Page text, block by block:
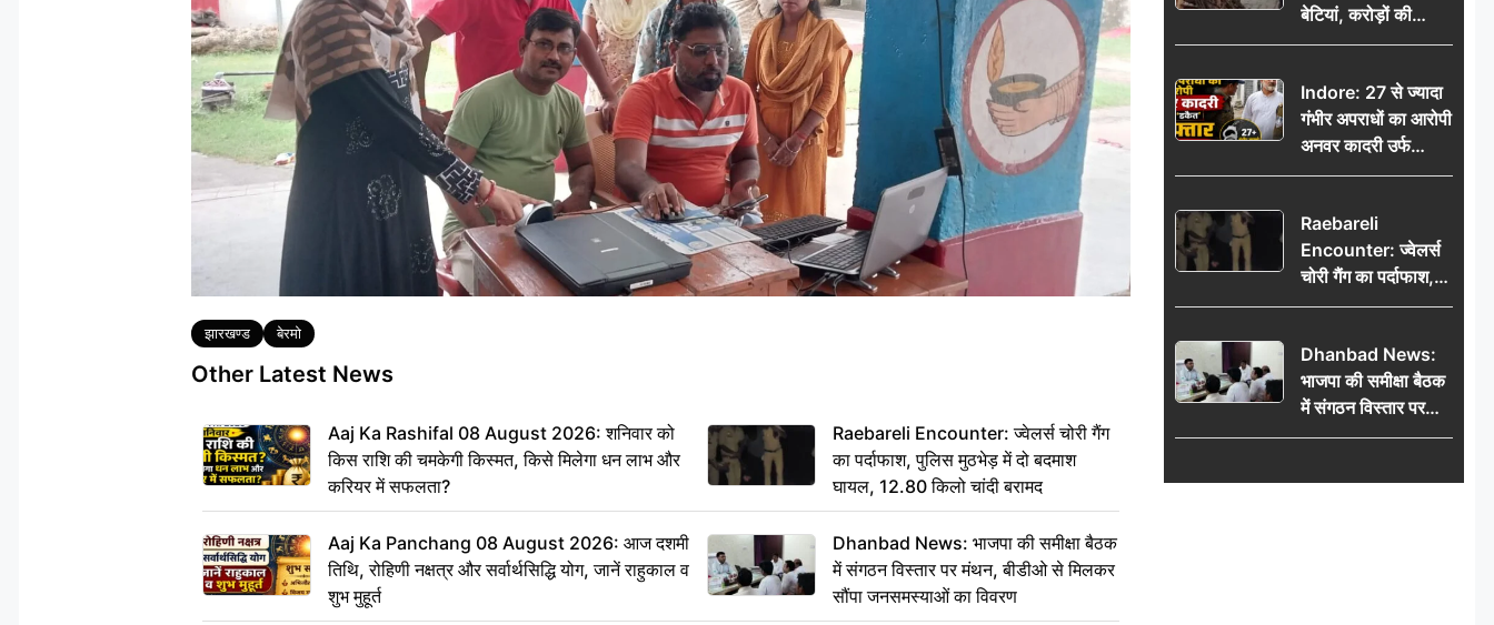
Tags
झारखण्ड बेरमो
Other Latest News
Aaj Ka Rashifal 08 August 2026: शनिवार को
किस राशि की चमकेगी किस्मत, किसे मिलेगा धन लाभ और
करियर में सफलता?
Aaj Ka Panchang 08 August 2026: आज दशमी
तिथि, रोहिणी नक्षत्र और सर्वार्थसिद्धि योग, जानें राहुकाल व
शुभ मुहूर्त
Raebareli Encounter: ज्वेलर्स चोरी गैंग
का पर्दाफाश, पुलिस मुठभेड़ में दो बदमाश
घायल, 12.80 किलो चांदी बरामद
Dhanbad News: भाजपा की समीक्षा बैठक
में संगठन विस्तार पर मंथन, बीडीओ से मिलकर
सौंपा जनसमस्याओं का विवरण
बेटियां, करोड़ों की
कमाई… फिर भी पिता
अंतिम दिन, 5100 रुपये
भेजकर कहा– अंतिम
संस्कार कर दीजिए हम
नहीं आ पाएंगे
Indore: 27 से ज्यादा
गंभीर अपराधों का आरोपी
अनवर कादरी उर्फ
‘डकैत’ गिरफ्तार, इंदौर
Raebareli
Encounter: ज्वेलर्स
चोरी गैंग का पर्दाफाश,
पुलिस मुठभेड़ में दो
किलो चांदी बरामद
Dhanbad News:
भाजपा की समीक्षा बैठक
में संगठन विस्तार पर
मंथन, बीडीओ से
जनसमस्याओं का विवरण